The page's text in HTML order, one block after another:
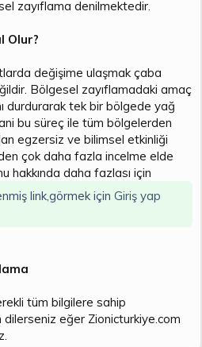
zayıflama denilmektedir.
Olur?
değişime ulaşmak çaba
Bölgesel zayıflamadaki amaç
durdurarak tek bir bölgede yağ
bu süreç ile tüm bölgelerden
egzersiz ve bilimsel etkinliği
çok daha fazla incelme elde
hakkında daha fazlası için
link,görmek için Giriş yap
tüm bilgilere sahip
eğer Zionicturkiye.com